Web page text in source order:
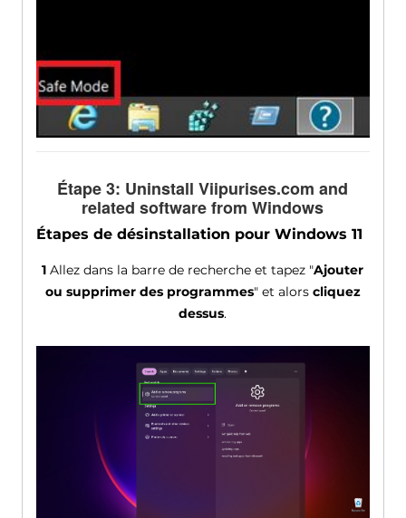
Étape 3: Uninstall Viipurises.com and
related software from Windows
Étapes de désinstallation pour Windows 11
1 Allez dans la barre de recherche et tapez "Ajouter
ou supprimer des programmes" et alors cliquez
dessus.